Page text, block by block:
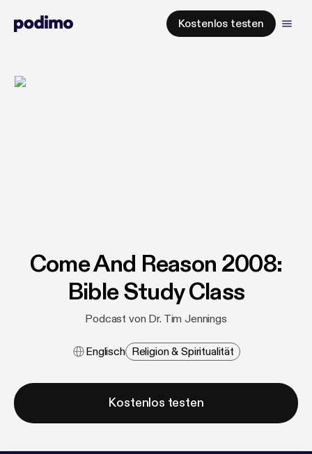
Kostenlos testen
Come And Reason 2008:
Bible Study Class
Podcast von Dr. Tim Jennings
Englisch Religion & Spiritualität
Kostenlos testen